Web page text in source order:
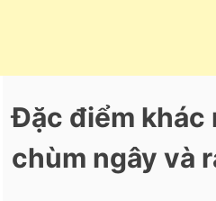
Đặc điểm khác
chùm ngây và